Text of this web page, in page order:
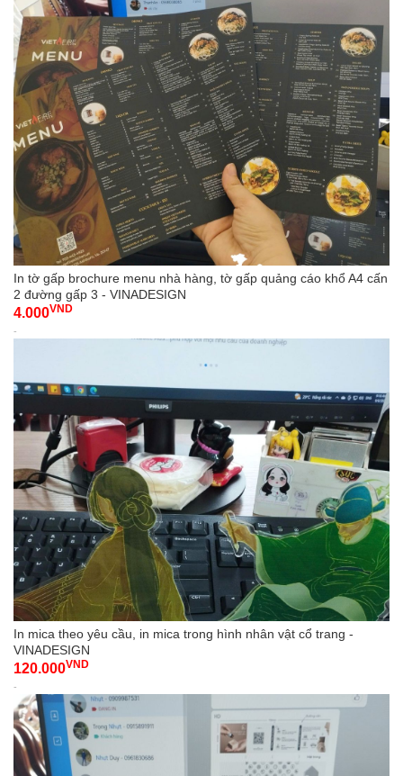
In tờ gấp brochure menu nhà hàng, tờ gấp quảng cáo khổ A4 cấn
2 đường gấp 3 - VINADESIGN
4.000VND
-
In mica theo yêu cầu, in mica trong hình nhân vật cổ trang -
VINADESIGN
120.000VND
-